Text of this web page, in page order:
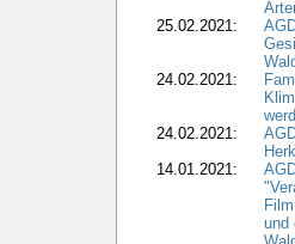
25.02.2021:
24.02.2021:
24.02.2021:
14.01.2021:
und